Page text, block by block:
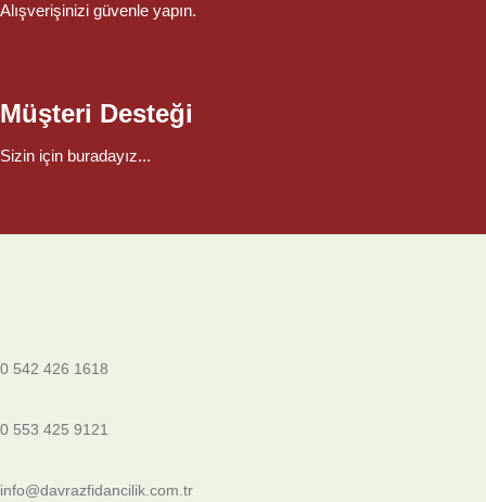
Alışverişinizi güvenle yapın.
Müşteri Desteği
Sizin için buradayız...
0 542 426 1618
0 553 425 9121
info@davrazfidancilik.com.tr